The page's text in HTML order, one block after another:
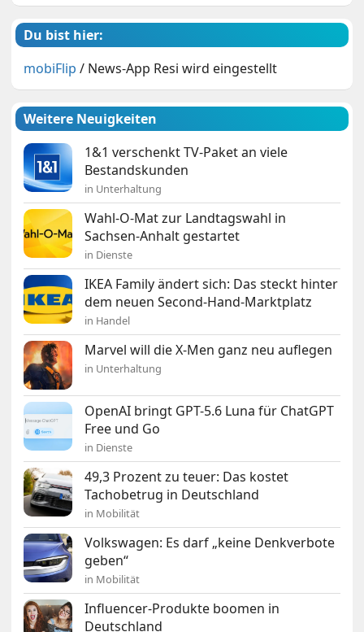
Du bist hier:
mobiFlip / News-App Resi wird eingestellt
Weitere Neuigkeiten
1&1 verschenkt TV-Paket an viele
Bestandskunden
in Unterhaltung
Wahl-O-Mat zur Landtagswahl in
Sachsen-Anhalt gestartet
in Dienste
IKEA Family ändert sich: Das steckt hinter
dem neuen Second-Hand-Marktplatz
in Handel
Marvel will die X-Men ganz neu auflegen
in Unterhaltung
OpenAI bringt GPT-5.6 Luna für ChatGPT
Free und Go
in Dienste
49,3 Prozent zu teuer: Das kostet
Tachobetrug in Deutschland
in Mobilität
Volkswagen: Es darf „keine Denkverbote
geben“
in Mobilität
Influencer-Produkte boomen in
Deutschland